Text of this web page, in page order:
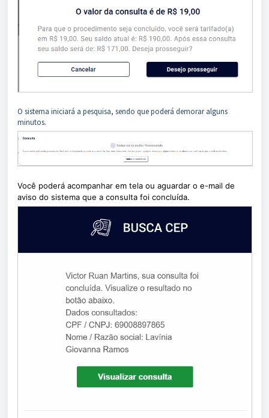
O sistema iniciará a pesquisa, sendo que poderá demorar alguns
minutos.
Você poderá acompanhar em tela ou aguardar o e-mail de
aviso do sistema que a consulta foi concluída.